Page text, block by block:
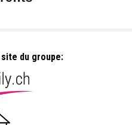
site du groupe: